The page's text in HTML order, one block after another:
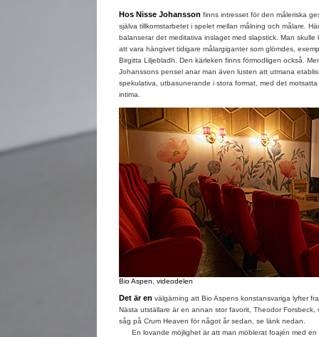
Hos Nisse Johansson finns intresset för den måleriska
själva tillkomstarbetet i spelet mellan målning och målare.
balanserar det meditativa inslaget med slapstick. Man skulle
att vara hängivet tidigare målargiganter som glömdes,
Birgitta Liljebladh. Den kärleken finns förmodligen också.
Johanssons pensel anar man även lusten att utmana
spekulativa, utbasunerande i stora format, med det motsatta
intima.
Bio Aspen, videodelen
Det är en välgärning att Bio Aspens konstansvariga lyfter
Nästa utställare är en annan stor favorit, Theodor Forsbeck,
såg på Crum Heaven för något år sedan, se länk nedan.
En lovande möjlighet är att man möblerat foajén med en